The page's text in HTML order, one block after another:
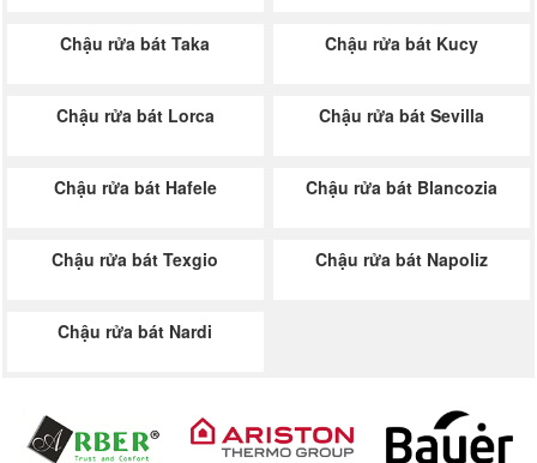
Chậu rửa bát Taka Chậu rửa bát Kucy
Chậu rửa bát Lorca Chậu rửa bát Sevilla
Chậu rửa bát Hafele Chậu rửa bát Blancozia
Chậu rửa bát Texgio Chậu rửa bát Napoliz
Chậu rửa bát Nardi